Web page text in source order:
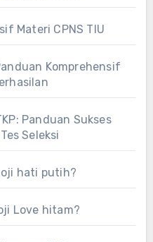
Materi CPNS TIU
Komprehensif
Panduan Sukses
Seleksi
hati putih?
Love hitam?